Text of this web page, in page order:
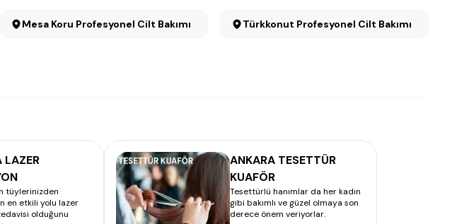
Mesa Koru Profesyonel Cilt Bakımı Türkkonut Profesyonel Cilt Bakımı
LAZER
tüylerinizden
en etkili yolu lazer
olduğunu
ANKARA TESETTÜR
KUAFÖR
Tesettürlü hanımlar da her kadın
gibi bakımlı ve güzel olmaya son
derece önem veriyorlar.